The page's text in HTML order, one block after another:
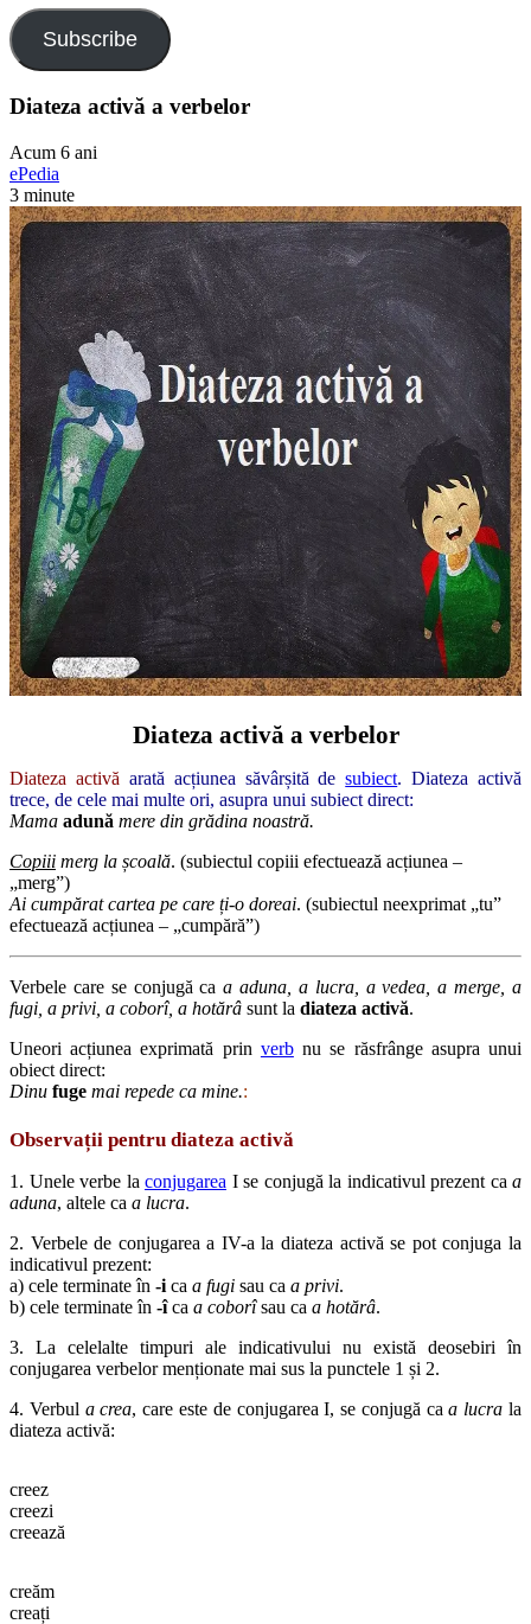
Subscribe
Diateza activă a verbelor
Acum 6 ani
ePedia
3 minute
Diateza activă a verbelor
Diateza activă arată acțiunea săvârșită desubiect. Diateza activă
trece, de cele mai multe ori, asupra unui subiect direct:
Mama adună mere din grădina noastră.
Copiii merg la școală. (subiectul copiii efectuează acțiunea –
„merg”)
Ai cumpărat cartea pe care ți-o doreai. (subiectul neexprimat „tu”
efectuează acțiunea – „cumpără”)
Verbele care se conjugă caa aduna, a lucra, a vedea, a merge, a
fugi, a privi, a coborî, a hotărâ sunt la diateza activă.
Uneori acțiunea exprimată prin verbnu se răsfrânge asupra unui
obiect direct:
Dinu fuge mai repede ca mine.:
Observații pentru diateza activă
1. Unele verbe la conjugarea I se conjugă la indicativul prezent ca a
aduna, altele ca a lucra.
2. Verbele de conjugarea a IV-a la diateza activă se pot conjuga la
indicativul prezent:
a) cele terminate în -i ca a fugi sau ca a privi.
b) cele terminate în -îca a coborîsau ca a hotărâ.
3. La celelalte timpuri ale indicativului nu există deosebiri în
conjugarea verbelor menționate mai sus la punctele 1 și 2.
4. Verbul a crea, care este de conjugarea I, se conjugă caa lucrala
diateza activă:
creez
creezi
creează
creăm
creați